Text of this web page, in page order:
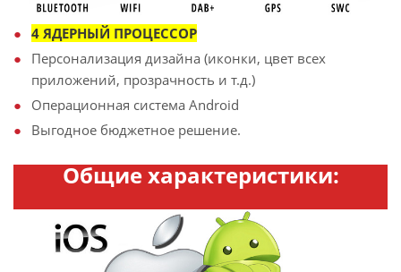
4 ЯДЕРНЫЙ ПРОЦЕССОР
Персонализация дизайна (иконки, цвет всех
приложений, прозрачность и т.д.)
Операционная система Android
Выгодное бюджетное решение.
Общие характеристики: